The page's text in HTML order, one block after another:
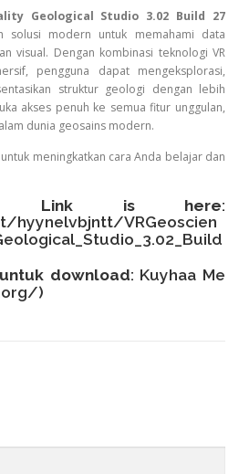
Geological Studio 3.02 Build 27
solusi modern untuk memahami data
visual. Dengan kombinasi teknologi VR
pengguna dapat mengeksplorasi,
struktur geologi dengan lebih
akses penuh ke semua fitur unggulan,
dunia geosains modern.
meningkatkan cara Anda belajar dan
Link is here:
hyynelvbjntt/VRGeoscien
download: Kuyhaa Me
)